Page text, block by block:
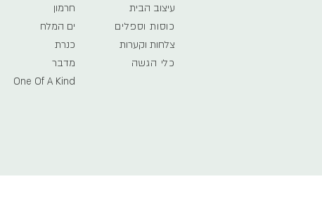
חרמון
ים המלח
כנרת
מדבר
One Of A Kind
עיצוב הבית
כוסות וספלים
צלחות וקערות
כלי הגשה